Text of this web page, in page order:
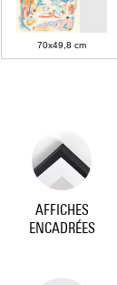
70x49,8 cm
AFFICHES
ENCADRÉES